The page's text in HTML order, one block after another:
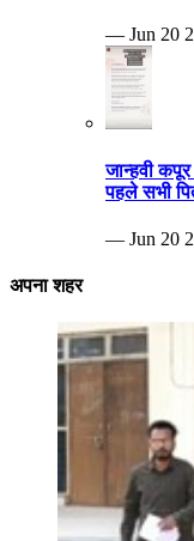
— Jun 20
जान्हवी
पहले सभी
— Jun 20
अपना शहर